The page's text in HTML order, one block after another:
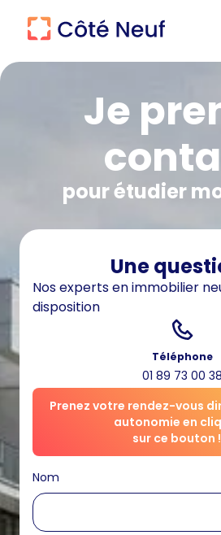
Je
pour étudier
Une
Nos experts en immobilier
disposition
Téléphone
01 89 73 00 38
Prenez votre rendez-vous
autonomie en
sur ce bouton
Nom